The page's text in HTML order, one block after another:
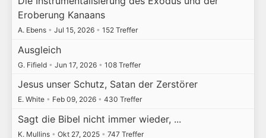
Eroberung Kanaans
A. Ebens • Jul 15, 2026 • 152 Treffer
Ausgleich
G. Fifield • Jun 17, 2026 • 108 Treffer
Jesus unser Schutz, Satan der Zerstörer
E. White • Feb 09, 2026 • 430 Treffer
Sagt die Bibel nicht immer wieder, ...
K. Mullins • Okt 27, 2025 • 747 Treffer